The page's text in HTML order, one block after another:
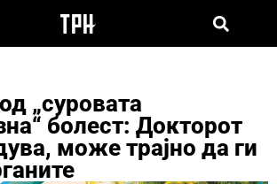
„суровата
болест: Докторот
може трајно да ги